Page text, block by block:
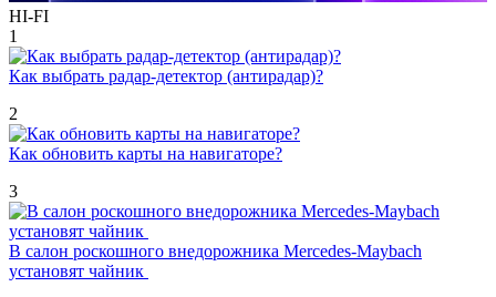
HI-FI
1
Как выбрать радар-детектор (антирадар)?
2
Как обновить карты на навигаторе?
3
В салон роскошного внедорожника Mercedes-Maybach
установят чайник